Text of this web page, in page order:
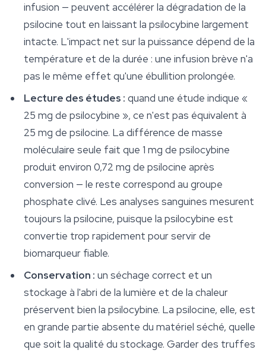
infusion — peuvent accélérer la dégradation de la
psilocine tout en laissant la psilocybine largement
intacte. L'impact net sur la puissance dépend de la
température et de la durée : une infusion brève n'a
pas le même effet qu'une ébullition prolongée.
Lecture des études : quand une étude indique «
25 mg de psilocybine », ce n'est pas équivalent à
25 mg de psilocine. La différence de masse
moléculaire seule fait que 1 mg de psilocybine
produit environ 0,72 mg de psilocine après
conversion — le reste correspond au groupe
phosphate clivé. Les analyses sanguines mesurent
toujours la psilocine, puisque la psilocybine est
convertie trop rapidement pour servir de
biomarqueur fiable.
Conservation : un séchage correct et un
stockage à l'abri de la lumière et de la chaleur
préservent bien la psilocybine. La psilocine, elle, est
en grande partie absente du matériel séché, quelle
que soit la qualité du stockage. Garder des truffes